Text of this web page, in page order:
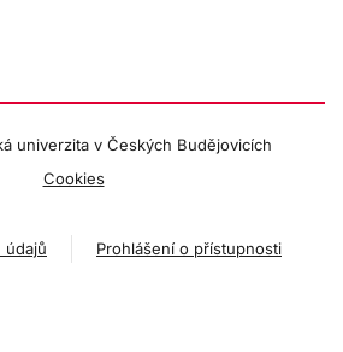
univerzita v Českých Budějovicích
Cookies
údajů Prohlášení o přístupnosti